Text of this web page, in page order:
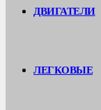
ДВИГАТЕЛИ
ЛЕГКОВЫЕ